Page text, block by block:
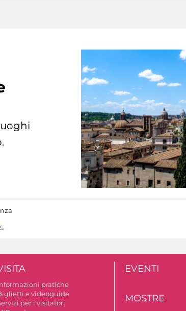
pratiche
e videoguide
per i visitatori
EVENTI
MOSTRE